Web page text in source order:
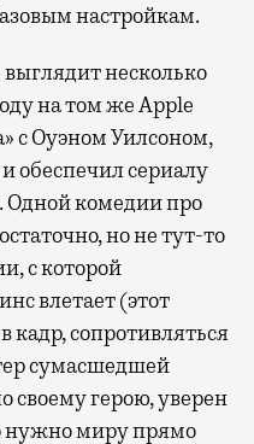
настройкам.
несколько
на том же Apple
с Оуэном Уилсоном,
обеспечил сериалу
Одной комедии про
но не тут-то
с которой
влетает (этот
сопротивляться
сумасшедшей
своему герою, уверен
нужно миру прямо